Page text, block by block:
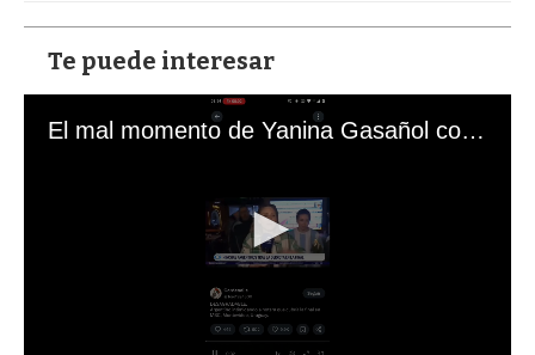
Te puede interesar
El mal momento de Yanina Gasañol con un hincha argentino en "Subrayado"